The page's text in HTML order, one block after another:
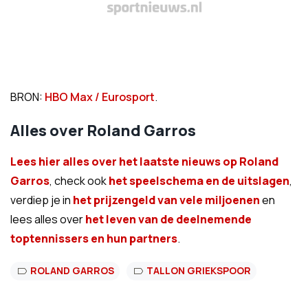
BRON: HBO Max / Eurosport.
Alles over Roland Garros
Lees hier alles over het laatste nieuws op Roland
Garros, check ookhet speelschema en de uitslagen,
verdiep je in het prijzengeld van vele miljoenenen
lees alles overhet leven van de deelnemende
toptennissers en hun partners.
ROLAND GARROS TALLON GRIEKSPOOR